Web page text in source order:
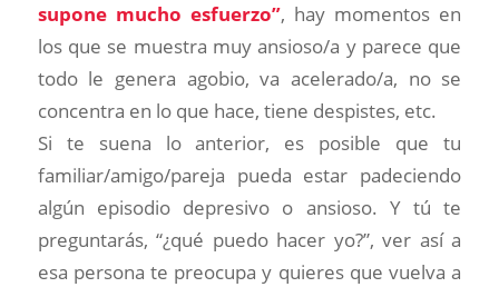
supone mucho esfuerzo”, hay momentos en
los que se muestra muy ansioso/a y parece que
todo le genera agobio, va acelerado/a, no se
concentra en lo que hace, tiene despistes, etc.
Si te suena lo anterior, es posible que tu
familiar/amigo/pareja pueda estar padeciendo
algún episodio depresivo o ansioso. Y tú te
preguntarás, “¿qué puedo hacer yo?”, ver así a
esa persona te preocupa y quieres que vuelva a